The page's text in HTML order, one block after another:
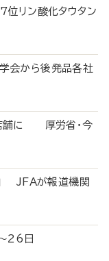
リン酸化タウタン
会から後発品各社
舗に 厚労省・今
」 JFAが報道機関
26日